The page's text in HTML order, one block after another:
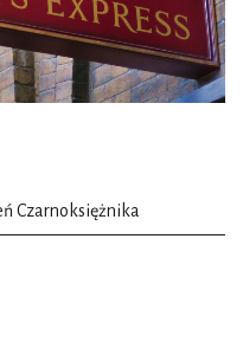
Czarnoksiężnika